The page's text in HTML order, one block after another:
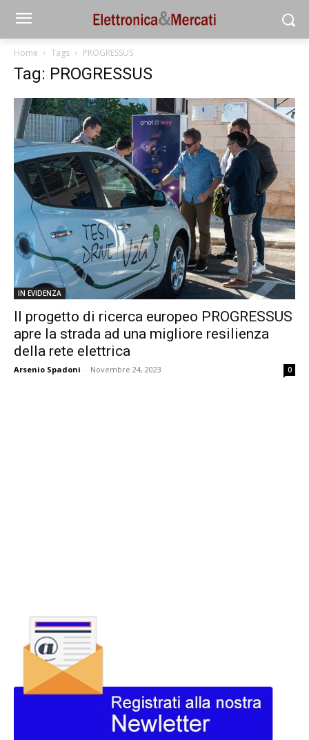
Home Tags PROGRESSUS
Tag: PROGRESSUS
IN EVIDENZA
Il progetto di ricerca europeo PROGRESSUS
apre la strada ad una migliore resilienza
della rete elettrica
Arsenio Spadoni - Novembre 24, 2023 0